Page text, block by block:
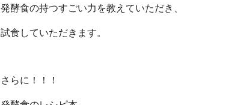
発酵食の持つすごい力を教えていただき、
試食していただきます。
さらに！！！